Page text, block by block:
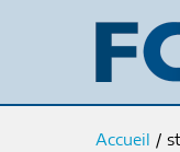
Accueil /